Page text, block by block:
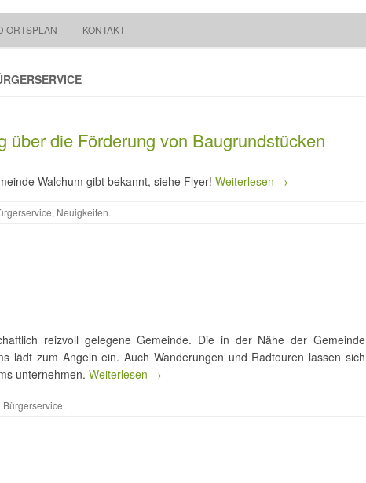
Gemeinde Walchum
ORTSPLAN KONTAKT
über die Förderung von Baugrundstücken
Walchum gibt bekannt, siehe Flyer! Weiterlesen →
, Neuigkeiten.
reizvoll gelegene Gemeinde. Die in der Nähe der Gemeinde
lädt zum Angeln ein. Auch Wanderungen und Radtouren lassen sich
unternehmen. Weiterlesen →
Bürgerservice.